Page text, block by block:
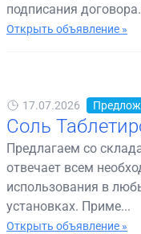
подписания
Открыть объявление »
17.07.2026
Соль
Предлагаем со
отвечает всем
использования в
установках. Приме...
Открыть объявление »